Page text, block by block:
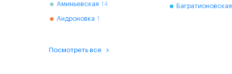
Аминьевская 14
Андроновка 1
Багратионовская
Посмотреть все